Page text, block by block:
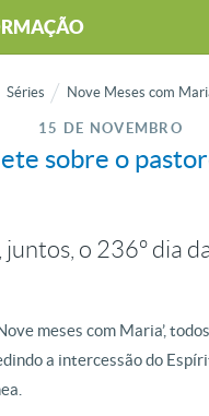
Séries Nove Meses com
15 DE NOVEMBRO
sobre o
o 236º dia
meses com Maria’,
a intercessão do